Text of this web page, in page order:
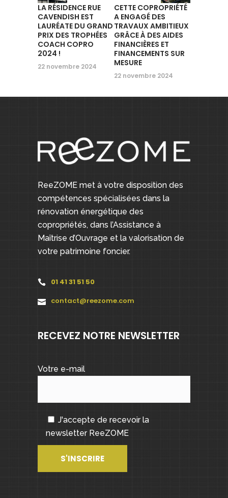
LA RÉSIDENCE RUE
CAVENDISH EST
LAURÉATE DU GRAND
PRIX DES TROPHÉES
COACH COPRO
2024 !
22 novembre 2024
CETTE COPROPRIÉTÉ
A ENGAGÉ DES
TRAVAUX AMBITIEUX
GRÂCE À DES AIDES
FINANCIÈRES ET
FINANCEMENTS SUR
MESURE
22 novembre 2024
ReeZOME met à votre disposition des
compétences spécialisées dans la
rénovation énergétique des
copropriétés, dans l’Assistance à
Maîtrise d’Ouvrage et la valorisation de
votre patrimoine foncier.
01 41 31 51 50
contact@reezome.com
RECEVEZ NOTRE NEWSLETTER
Votre e-mail
J'accepte de recevoir la
newsletter ReeZOME